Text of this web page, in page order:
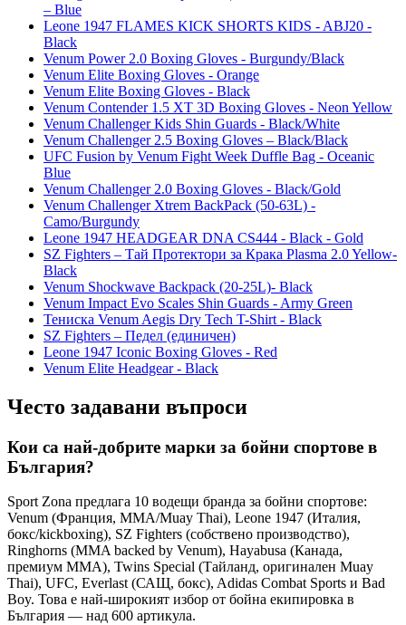
– Blue
Leone 1947 FLAMES KICK SHORTS KIDS - ABJ20 -
Black
Venum Power 2.0 Boxing Gloves - Burgundy/Black
Venum Elite Boxing Gloves - Orange
Venum Elite Boxing Gloves - Black
Venum Contender 1.5 XT 3D Boxing Gloves - Neon Yellow
Venum Challenger Kids Shin Guards - Black/White
Venum Challenger 2.5 Boxing Gloves – Black/Black
UFC Fusion by Venum Fight Week Duffle Bag - Oceanic
Blue
Venum Challenger 2.0 Boxing Gloves - Black/Gold
Venum Challenger Xtrem BackPack (50-63L) -
Camo/Burgundy
Leone 1947 HEADGEAR DNA CS444 - Black - Gold
SZ Fighters – Тай Протектори за Крака Plasma 2.0 Yellow-
Black
Venum Shockwave Backpack (20-25L)- Black
Venum Impact Evo Scales Shin Guards - Army Green
Тениска Venum Aegis Dry Tech T-Shirt - Black
SZ Fighters – Педел (единичен)
Leone 1947 Iconic Boxing Gloves - Red
Venum Elite Headgear - Black
Често задавани въпроси
Кои са най-добрите марки за бойни спортове в
България?
Sport Zona предлага 10 водещи бранда за бойни спортове:
Venum (Франция, MMA/Muay Thai), Leone 1947 (Италия,
бокс/kickboxing), SZ Fighters (собствено производство),
Ringhorns (MMA backed by Venum), Hayabusa (Канада,
премиум MMA), Twins Special (Тайланд, оригинален Muay
Thai), UFC, Everlast (САЩ, бокс), Adidas Combat Sports и Bad
Boy. Това е най-широкият избор от бойна екипировка в
България — над 600 артикула.